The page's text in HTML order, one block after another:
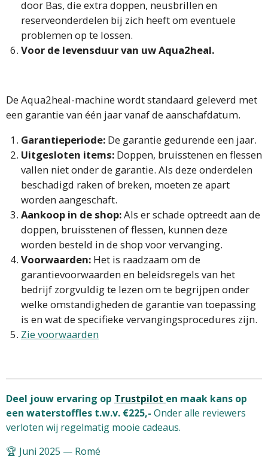
door Bas, die extra doppen, neusbrillen en
reserveonderdelen bij zich heeft om eventuele
problemen op te lossen.
Voor de levensduur van uw Aqua2heal.
De Aqua2heal-machine wordt standaard geleverd met
een garantie van één jaar vanaf de aanschafdatum.
Garantieperiode: De garantie gedurende een jaar.
Uitgesloten items: Doppen, bruisstenen en flessen
vallen niet onder de garantie. Als deze onderdelen
beschadigd raken of breken, moeten ze apart
worden aangeschaft.
Aankoop in de shop:Als er schade optreedt aan de
doppen, bruisstenen of flessen, kunnen deze
worden besteld in de shop voor vervanging.
Voorwaarden: Het is raadzaam om de
garantievoorwaarden en beleidsregels van het
bedrijf zorgvuldig te lezen om te begrijpen onder
welke omstandigheden de garantie van toepassing
is en wat de specifieke vervangingsprocedures zijn.
Zie voorwaarden
Deel jouw ervaring op Trustpilot en maak kans op
een waterstoffles t.w.v. €225,- Onder alle reviewers
verloten wij regelmatig mooie cadeaus.
🏆 Juni 2025 — Romé